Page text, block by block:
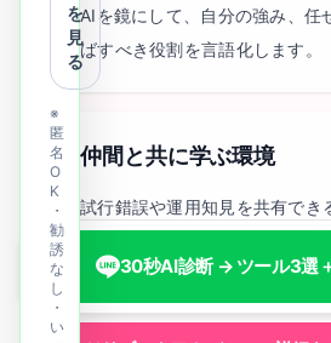
AIを鏡にして、自分の強み、任
ばすべき役割を言語化します。
仲間と共に学ぶ環境
試行錯誤や運用知見を共有でき
で、単発の検証を継続的な実務
30秒AI診断 → ツール3選
を
見
る
※
匿
名
O
K
・
勧
誘
な
し
・
い